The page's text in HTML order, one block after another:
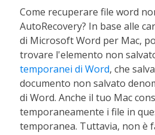
Come recuperare file word
AutoRecovery? In base alle
di Microsoft Word per Mac,
trovare l'elemento non
temporanei di Word, che
documento non salvato
di Word. Anche il tuo Mac
temporaneamente i file in
temporanea. Tuttavia, non è